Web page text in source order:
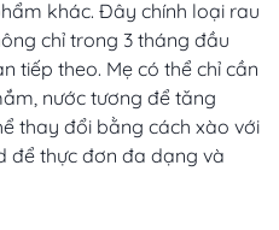
khác. Đây chính loại rau
chỉ trong 3 tháng đầu
tiếp theo. Mẹ có thể chỉ cần
nước tương để tăng
thay đổi bằng cách xào với
để thực đơn đa dạng và